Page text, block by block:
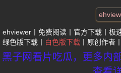
ehviewer 免费阅读 官方下载 极
绿色版下载
白色版下载 原创作者
黑子网看片吃瓜，更多内